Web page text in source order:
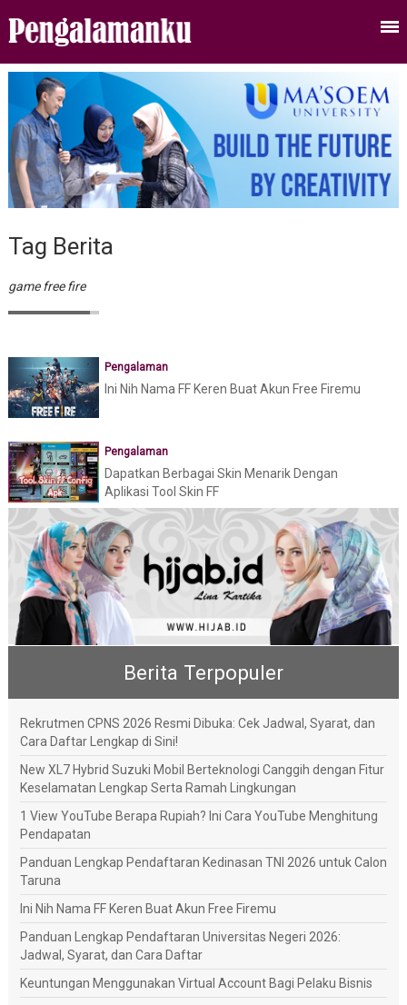
Tag Berita
game free fire
Pengalaman
Ini Nih Nama FF Keren Buat Akun Free Firemu
Pengalaman
Dapatkan Berbagai Skin Menarik Dengan
Aplikasi Tool Skin FF
Berita Terpopuler
Rekrutmen CPNS 2026 Resmi Dibuka: Cek Jadwal, Syarat, dan
Cara Daftar Lengkap di Sini!
New XL7 Hybrid Suzuki Mobil Berteknologi Canggih dengan Fitur
Keselamatan Lengkap Serta Ramah Lingkungan
1 View YouTube Berapa Rupiah? Ini Cara YouTube Menghitung
Pendapatan
Panduan Lengkap Pendaftaran Kedinasan TNI 2026 untuk Calon
Taruna
Ini Nih Nama FF Keren Buat Akun Free Firemu
Panduan Lengkap Pendaftaran Universitas Negeri 2026:
Jadwal, Syarat, dan Cara Daftar
Keuntungan Menggunakan Virtual Account Bagi Pelaku Bisnis